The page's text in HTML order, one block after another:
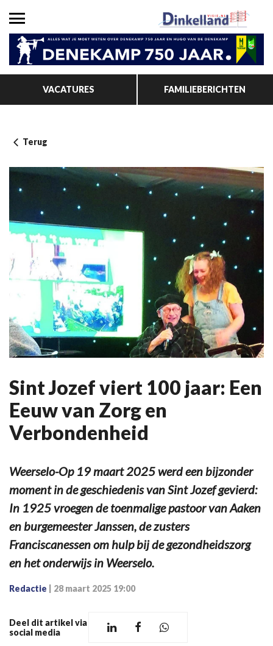
VACATURES FAMILIEBERICHTEN
Terug
Sint Jozef viert 100 jaar: Een
Eeuw van Zorg en
Verbondenheid
Weerselo-Op 19 maart 2025 werd een bijzonder
moment in de geschiedenis van Sint Jozef gevierd:
In 1925 vroegen de toenmalige pastoor van Aaken
en burgemeester Janssen, de zusters
Franciscanessen om hulp bij de gezondheidszorg
en het onderwijs in Weerselo.
Redactie 28 maart 2025 19:00
Deel dit artikel via
social media